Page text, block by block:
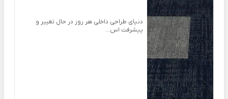
دنیای طراحی داخلی هر روز در حال تغییر و
پیشرفت اس...